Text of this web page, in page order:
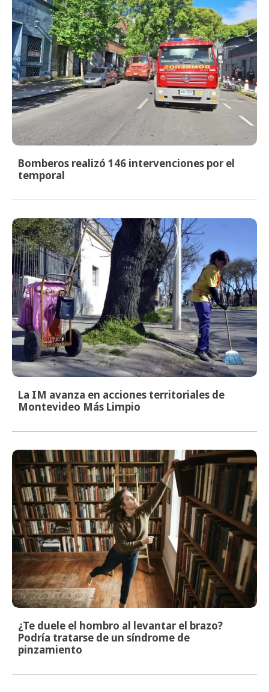
Bomberos realizó 146 intervenciones por el
temporal
La IM avanza en acciones territoriales de
Montevideo Más Limpio
¿Te duele el hombro al levantar el brazo?
Podría tratarse de un síndrome de
pinzamiento